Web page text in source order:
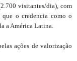
visitantes/dia), com
que o credencia como o
a América Latina.
ações de valorização